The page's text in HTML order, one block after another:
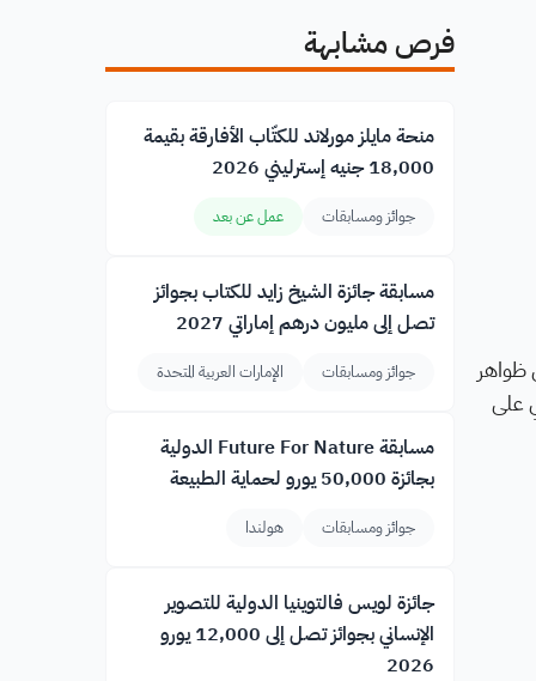
ظواهر
على
فرص مشابهة
منحة مايلز مورلاند للكتّاب الأفارقة بقيمة
18,000 جنيه إسترليني 2026
جوائز ومسابقات عمل عن بعد
مسابقة جائزة الشيخ زايد للكتاب بجوائز
تصل إلى مليون درهم إماراتي 2027
جوائز ومسابقات الإمارات العربية المتحدة
مسابقة Future For Nature الدولية
بجائزة 50,000 يورو لحماية الطبيعة
جوائز ومسابقات هولندا
جائزة لويس فالتوينيا الدولية للتصوير
الإنساني بجوائز تصل إلى 12,000 يورو
2026